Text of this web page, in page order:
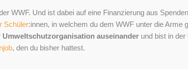
WWF. Und ist dabei auf eine Finanzierung aus
Schüler:innen, in welchem du dem WWF unter die Arme
auseinander und bist in
, den du bisher hattest.